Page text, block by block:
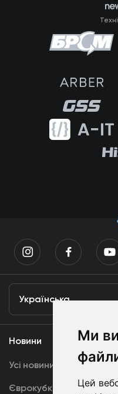
Ми
Цей
Українська
Новини
Усі новини
Єврокубки